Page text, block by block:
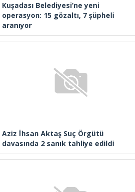
Kuşadası Belediyesi’ne yeni
operasyon: 15 gözaltı, 7 şüpheli
aranıyor